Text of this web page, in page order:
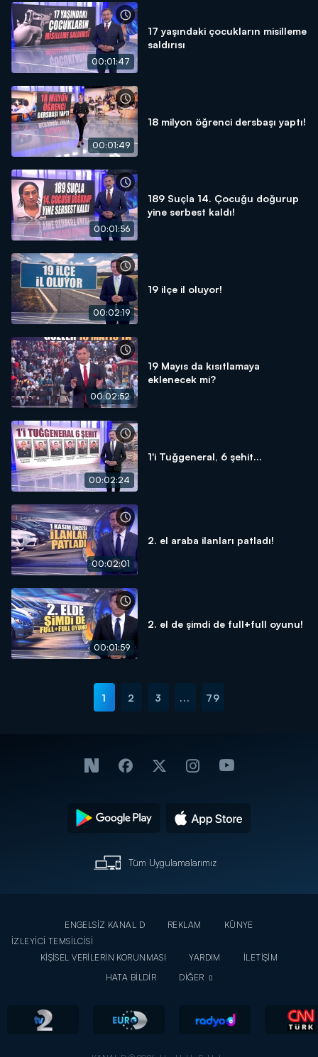
00:01:47
17 yaşındaki çocukların misilleme
saldırısı
00:01:49
18 milyon öğrenci dersbaşı yaptı!
00:01:56
189 Suçla 14. Çocuğu doğurup
yine serbest kaldı!
00:02:19
19 ilçe il oluyor!
00:02:52
19 Mayıs da kısıtlamaya
eklenecek mi?
00:02:24
1'i Tuğgeneral, 6 şehit...
00:02:01
2. el araba ilanları patladı!
00:01:59
2. el de şimdi de full+full oyunu!
1 2 3 ... 79
Tüm Uygulamalarımız
ENGELSİZ KANAL D REKLAM
KÜNYE
İZLEYİCİ TEMSİLCİSİ
KİŞİSEL VERİLERİN KORUNMASI
YARDIM
İLETİŞİM
HATA BİLDİR
DİĞER